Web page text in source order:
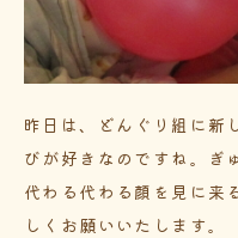
昨日は、どんぐり組に新
びが好きなのですね。ぎ
代わる代わる顔を見に来
しくお願いいたします。